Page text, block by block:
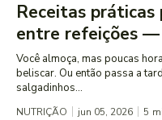
Receitas
entre refeições —
Você almoça, mas poucas
beliscar. Ou então passa a
salgadinhos...
NUTRIÇÃO jun 05, 2026 5